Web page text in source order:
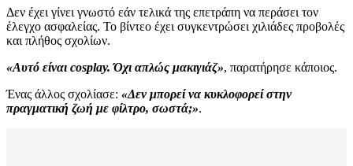
Δεν έχει γίνει γνωστό εάν τελικά της επετράπη να περάσει τον
έλεγχο ασφαλείας. Το βίντεο έχει συγκεντρώσει χιλιάδες προβολές
και πλήθος σχολίων.
«Αυτό είναι cosplay. Όχι απλώς μακιγιάζ», παρατήρησε κάποιος.
Ένας άλλος σχολίασε: «Δεν μπορεί να κυκλοφορεί στην
πραγματική ζωή με φίλτρο, σωστά;».